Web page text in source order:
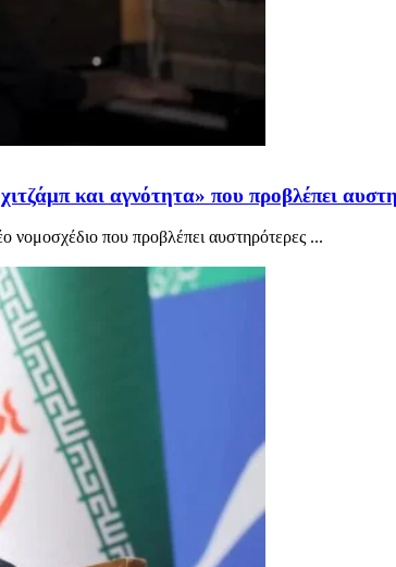
και αγνότητα» που προβλέπει
νομοσχέδιο που προβλέπει αυστηρότερες ...